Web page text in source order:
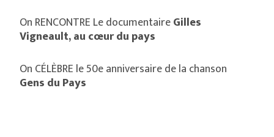
On RENCONTRE Le documentaireGilles
Vigneault, au cœur du pays
On CÉLÈBRE le 50e anniversaire de la chanson
Gens du Pays